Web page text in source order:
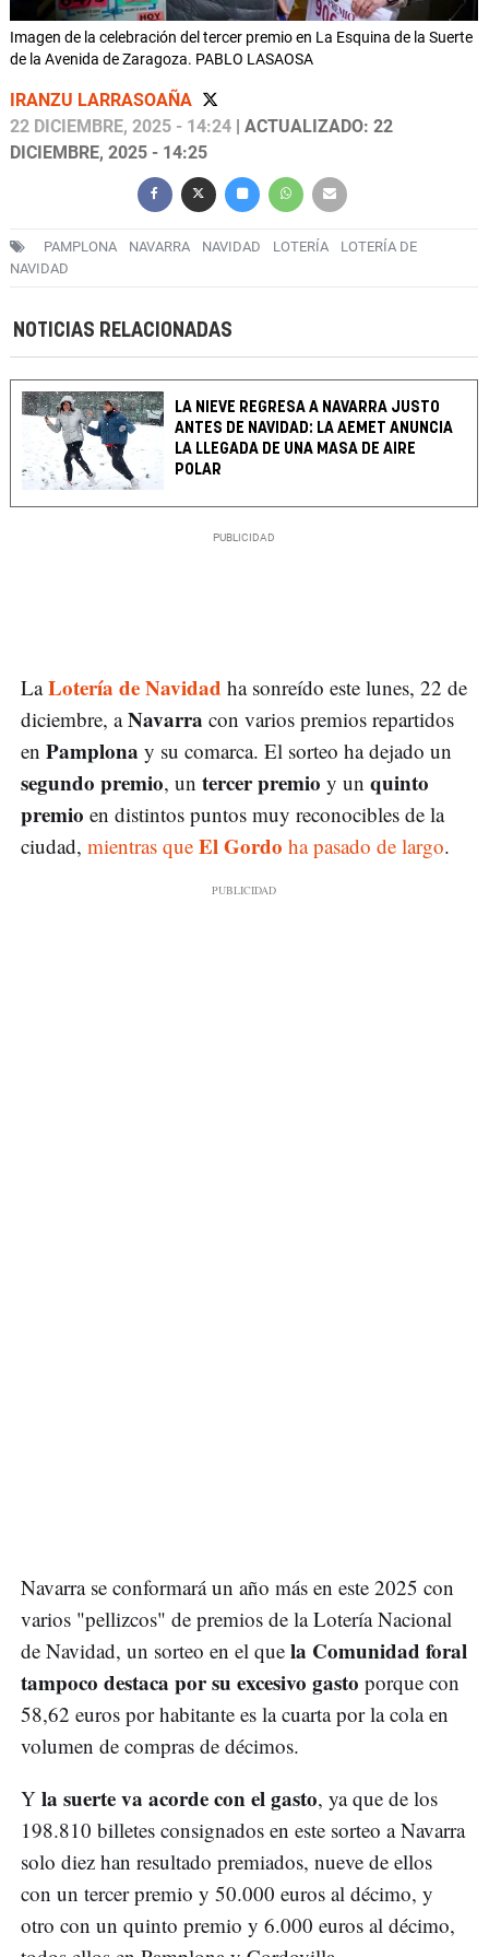
Imagen de la celebración del tercer premio en La Esquina de la Suerte
de la Avenida de Zaragoza. PABLO LASAOSA
IRANZU LARRASOAÑA
22 DICIEMBRE, 2025 - 14:24 | ACTUALIZADO: 22
DICIEMBRE, 2025 - 14:25
PAMPLONA NAVARRA NAVIDAD LOTERÍA
LOTERÍA DE
NAVIDAD
NOTICIAS RELACIONADAS
LA NIEVE REGRESA A NAVARRA JUSTO
ANTES DE NAVIDAD: LA AEMET ANUNCIA
LA LLEGADA DE UNA MASA DE AIRE
POLAR
LaLotería de Navidad ha sonreído este lunes, 22 de
diciembre, aNavarra con varios premios repartidos
en Pamplona y su comarca. El sorteo ha dejado un
segundo premio, un tercer premio y un quinto
premio en distintos puntos muy reconocibles de la
ciudad, mientras que El Gordo ha pasado de largo.
Navarra se conformará un año más en este 2025 con
varios "pellizcos" de premios de la Lotería Nacional
de Navidad, un sorteo en el que la Comunidad foral
tampoco destaca por su excesivo gasto porque con
58,62 euros por habitante es la cuarta por la cola en
volumen de compras de décimos.
Y la suerte va acorde con el gasto, ya que de los
198.810 billetes consignados en este sorteo a Navarra
solo diez han resultado premiados, nueve de ellos
con un tercer premio y 50.000 euros al décimo, y
otro con un quinto premio y 6.000 euros al décimo,